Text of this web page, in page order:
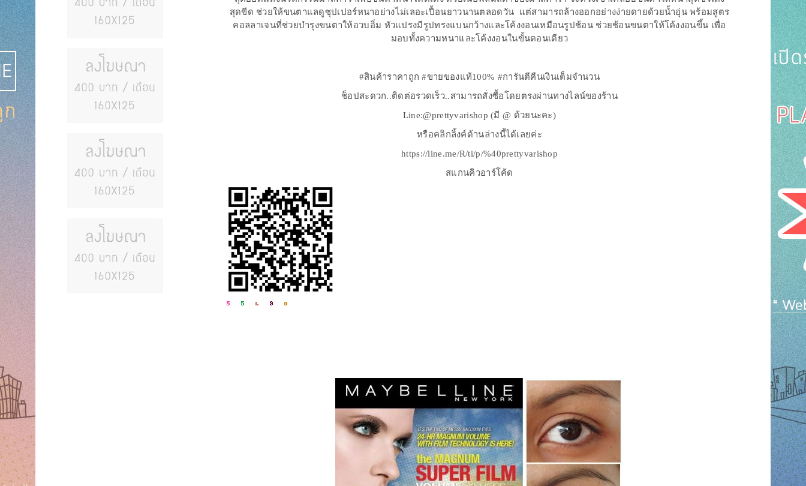
สุดขีด ช่วยให้ขนตาแลดูซุปเปอร์หนาอย่างไม่เลอะเปื้อนยาวนานตลอดวัน แต่สามารถล้างออกอย่างง่ายดายด้วยน้ำอุ่น พร้อมสูตร
คอลลาเจนที่ช่วยบำรุงขนตาให้อวบอิ่ม หัวแปรงมีรูปทรงแบนกว้างและโค้งงอนเหมือนรูปช้อน ช่วยช้อนขนตาให้โค้งงอนขึ้น เพื่อ
มอบทั้งความหนาและโค้งงอนในขั้นตอนเดียว
#สินค้าราคาถูก #ขายของแท้100% #การันตีคืนเงินเต็มจำนวน
ช็อปสะดวก..ติดต่อรวดเร็ว..สามารถสั่งซื้อโดยตรงผ่านทางไลน์ของร้าน
Line:@prettyvarishop (มี @ ด้วยนะคะ)
หรือคลิกลิ้งค์ด้านล่างนี้ได้เลยค่ะ
https://line.me/R/ti/p/%40prettyvarishop
สแกนคิวอาร์โค้ด